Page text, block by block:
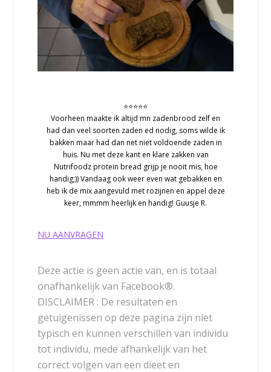
⭐⭐⭐⭐⭐
Voorheen maakte ik altijd mn zadenbrood zelf en
had dan veel soorten zaden ed nodig, soms wilde ik
bakken maar had dan net niet voldoende zaden in
huis. Nu met deze kant en klare zakken van
Nutrifoodz protein bread grijp je nooit mis, hoe
handig;)) Vandaag ook weer even wat gebakken en
heb ik de mix aangevuld met rozijnen en appel deze
keer, mmmm heerlijk en handig! Guusje R.
NU AANVRAGEN
Deze actie is geen actie van, en is totaal
onafhankelijk van Facebook®.
DISCLAIMER : De resultaten en
getuigenissen op deze pagina zijn niet
typisch en kunnen verschillen van individu
tot individu, mede afhankelijk van het
correct volgen van een dieet en